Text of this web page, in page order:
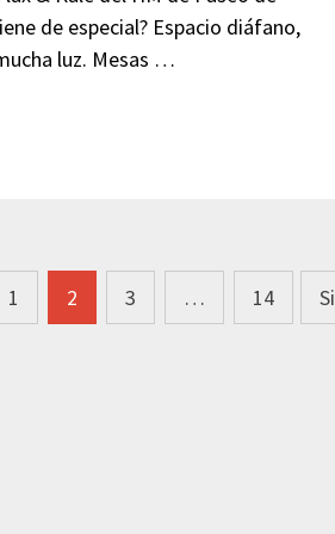
de especial? Espacio diáfano,
luz. Mesas …
1 2 3 … 14